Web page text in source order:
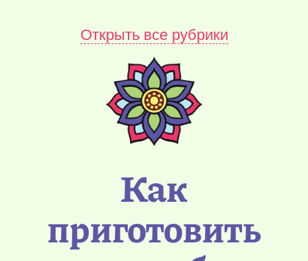
Открыть все рубрики
Как
приготовить